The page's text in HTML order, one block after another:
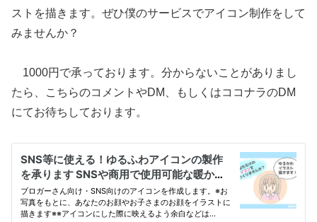
ストを描きます。ぜひ僕のサービスでアイコン制作をして
みませんか？
1000円で承っております。分からないことがありまし
たら、こちらのコメントやDM、もしくはココナラのDM
にてお待ちしております。